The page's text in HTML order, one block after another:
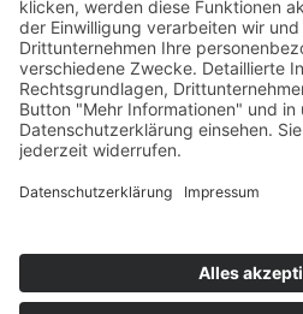
AGB
Cookie-